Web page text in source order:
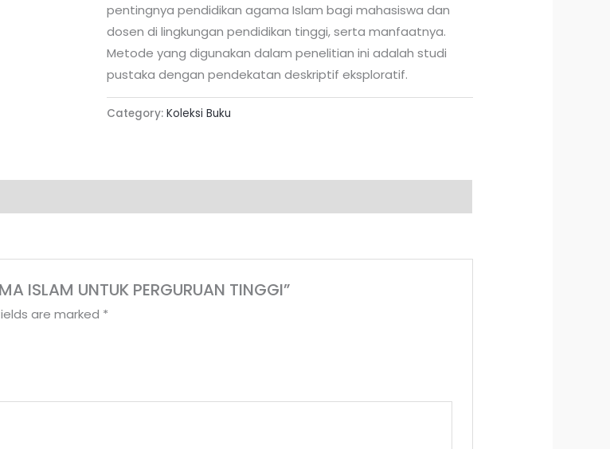
pentingnya pendidikan agama Islam bagi mahasiswa dan
dosen di lingkungan pendidikan tinggi, serta manfaatnya.
Metode yang digunakan dalam penelitian ini adalah studi
pustaka dengan pendekatan deskriptif eksploratif.
Category: Koleksi Buku
ISLAM UNTUK PERGURUAN TINGGI”
are marked *